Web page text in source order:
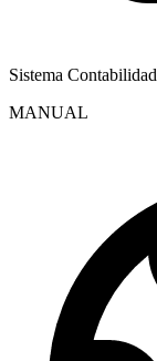
Sistema Contabilidad
MANUAL